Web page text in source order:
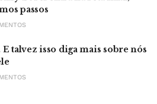
passos
talvez isso diga mais sobre nós